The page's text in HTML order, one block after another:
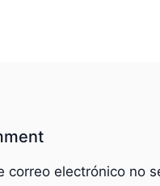
correo electrónico no